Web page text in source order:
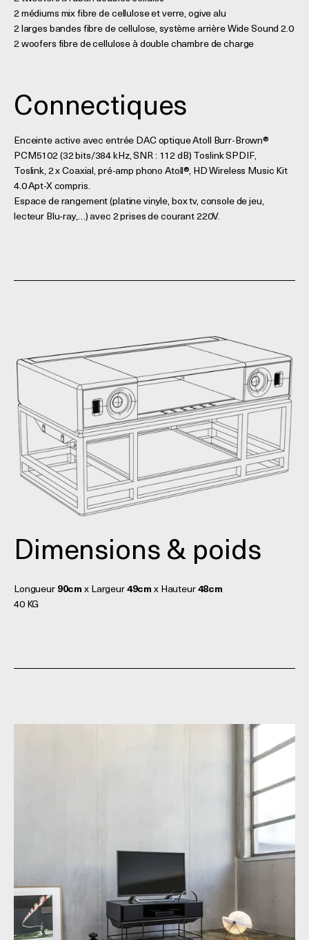
2 médiums mix fibre de cellulose et verre, ogive alu
2 larges bandes fibre de cellulose, système arrière Wide Sound 2.0
2 woofers fibre de cellulose à double chambre de charge
Connectiques
Enceinte active avec entrée DAC optique Atoll Burr-Brown®
PCM5102 (32 bits/384 kHz, SNR : 112 dB) Toslink SPDIF,
Toslink, 2 x Coaxial, pré-amp phono Atoll®, HD Wireless Music Kit
4.0 Apt-X compris.
Espace de rangement (platine vinyle, box tv, console de jeu,
lecteur Blu-ray,…) avec 2 prises de courant 220V.
Dimensions & poids
Longueur 90cmx Largeur 49cm x Hauteur 48cm
40 KG